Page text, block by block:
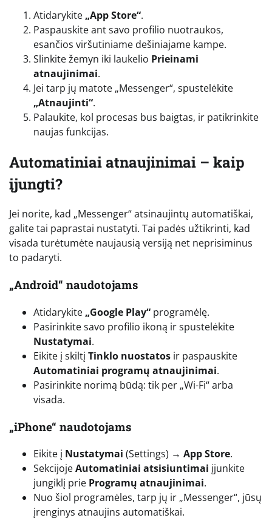
Atidarykite „App Store“.
Paspauskite ant savo profilio nuotraukos,
esančios viršutiniame dešiniajame kampe.
Slinkite žemyn iki laukelio Prieinami
atnaujinimai.
Jei tarp jų matote „Messenger“, spustelėkite
„Atnaujinti“.
Palaukite, kol procesas bus baigtas, ir patikrinkite
naujas funkcijas.
Automatiniai atnaujinimai – kaip
įjungti?
Jei norite, kad „Messenger“ atsinaujintų automatiškai,
galite tai paprastai nustatyti. Tai padės užtikrinti, kad
visada turėtumėte naujausią versiją net neprisiminus
to padaryti.
„Android“ naudotojams
Atidarykite „Google Play“ programėlę.
Pasirinkite savo profilio ikoną ir spustelėkite
Nustatymai.
Eikite į skiltį Tinklo nuostatos ir paspauskite
Automatiniai programų atnaujinimai.
Pasirinkite norimą būdą: tik per „Wi-Fi“ arba
visada.
„iPhone“ naudotojams
Eikite į Nustatymai (Settings) → App Store.
SekcijojeAutomatiniai atsisiuntimai įjunkite
jungiklį prie Programų atnaujinimai.
Nuo šiol programėles, tarp jų ir „Messenger“, jūsų
įrenginys atnaujins automatiškai.